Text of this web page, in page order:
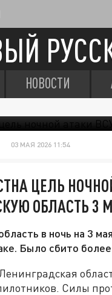
НОВОСТИ
03 МАЯ 2026 11:54
ЦЕЛЬ
ОБЛАСТЬ 3
в ночь на 3
Было сбито
Силы